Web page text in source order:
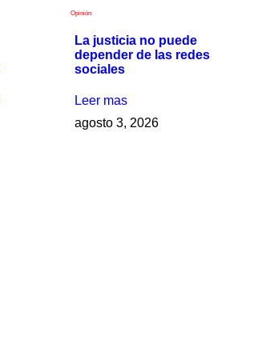
Opinión
La justicia no puede
depender de las redes
sociales
Leer mas
agosto 3, 2026